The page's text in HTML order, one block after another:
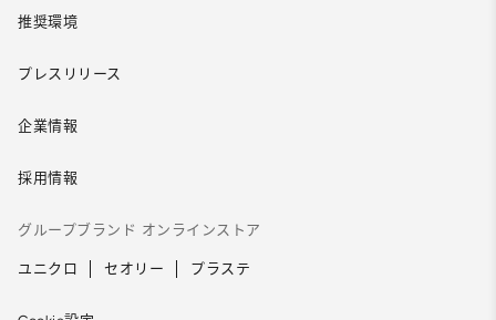
推奨環境
プレスリリース
企業情報
採用情報
グループブランド オンラインストア
ユニクロ セオリー プラステ